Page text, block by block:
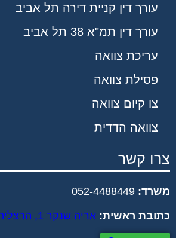
עורך דין קניית דירה תל אביב
עורך דין תמ"א 38 תל אביב
עריכת צוואה
פסילת צוואה
צו קיום צוואה
צוואה הדדית
צרו קשר
משרד: 052-4488449
כתובת ראשית: אריה שנקר 1, הרצליה